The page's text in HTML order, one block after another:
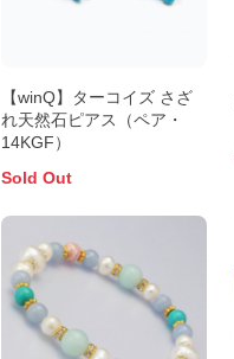
【winQ】ターコイズ さざ
れ天然石ピアス（ペア・
14KGF）
Sold Out